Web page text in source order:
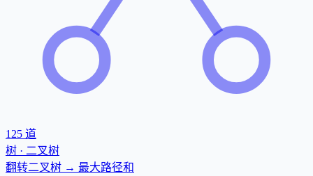
125 道
树 · 二叉树
翻转二叉树 → 最大路径和